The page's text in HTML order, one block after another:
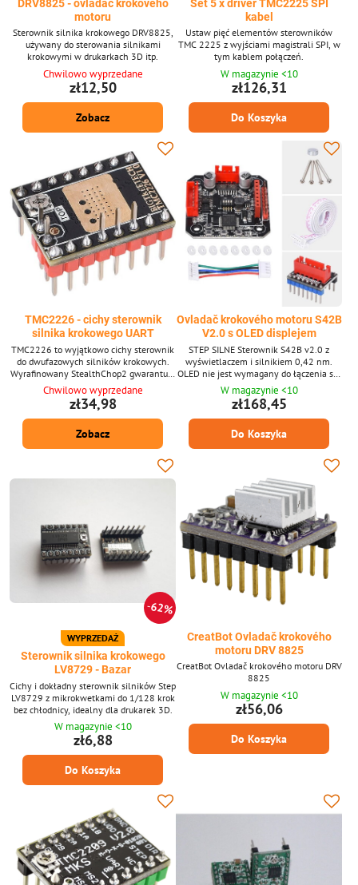
DRV8825 - ovladač krokového
motoru
Sterownik silnika krokowego DRV8825,
używany do sterowania silnikami
krokowymi w drukarkach 3D itp.
Chwilowo wyprzedane
zł12,50
Zobacz
Set 5 x driver TMC2225 SPI
kabel
Ustaw pięć elementów sterowników
TMC 2225 z wyjściami magistrali SPI, w
tym kablem połączeń.
W magazynie <10
zł126,31
Do Koszyka
TMC2226 - cichy sterownik
silnika krokowego UART
TMC2226 to wyjątkowo cichy sterownik
do dwufazowych silników krokowych.
Wyrafinowany StealthChop2 gwarantuje
cichą pracę, maksymalną wydajność i
najlepszy moment obrotowy silnika.
Chwilowo wyprzedane
zł34,98
Zobacz
Ovladač krokového motoru S42B
V2.0 s OLED displejem
STEP SILNE Sterownik S42B v2.0 z
wyświetlaczem i silnikiem 0,42 nm.
OLED nie jest wymagany do łączenia się
z komputerem. Prosta i intuicyjna
kontrola wyświetlania.
W magazynie <10
zł168,45
Do Koszyka
62%
WYPRZEDAŻ
Sterownik silnika krokowego
LV8729 - Bazar
Cichy i dokładny sterownik silników Step
LV8729 z mikrokwetkami do 1/128 krok
bez chłodnicy, idealny dla drukarek 3D.
W magazynie <10
zł6,88
Do Koszyka
CreatBot Ovladač krokového
motoru DRV 8825
CreatBot Ovladač krokového motoru DRV
8825
W magazynie <10
zł56,06
Do Koszyka